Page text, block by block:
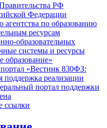
РФ
Федерации
по образованию
ресурсам
образовательных
системы и ресурсы
образование»
«Вестник 830ФЗ:
реализации
портал поддержки
ссылки